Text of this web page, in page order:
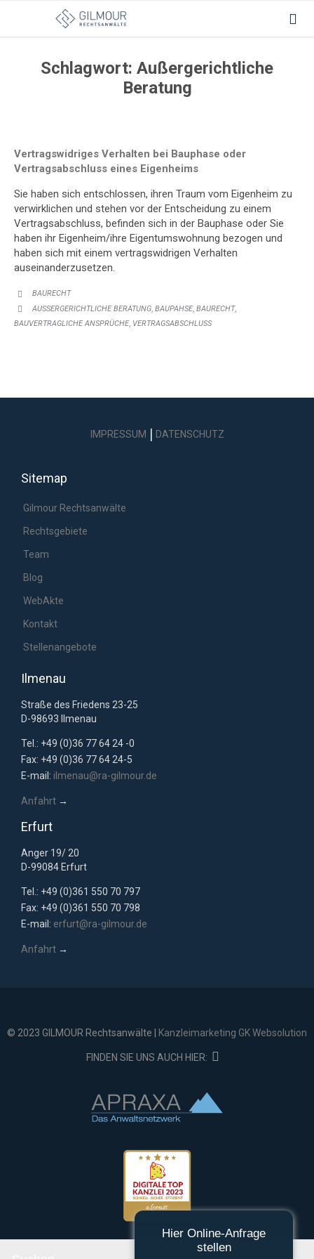

Schlagwort: Außergerichtliche
Beratung
Vertragswidriges Verhalten bei Bauphase oder
Vertragsabschluss eines Eigenheims
Sie haben sich entschlossen, ihren Traum vom Eigenheim zu
verwirklichen und stehen vor der Entscheidung zu einem
Vertragsabschluss, befinden sich in der Bauphase oder Sie
haben ihr Eigenheim/ihre Eigentumswohnung bezogen und
haben sich mit einem vertragswidrigen Verhalten
auseinanderzusetzen.
 KATEGORIE:
BAURECHT
 KATEGORIE:
AUSSERGERICHTLICHE BERATUNG BAUPAHSE, BAURECHT,
BAUVERTRAGLICHE ANSPRÜCHE, VERTRAGSABSCHLUSS
IMPRESSUM | DATENSCHUTZ
Sitemap
Gilmour Rechtsanwälte
Rechtsgebiete
Team
Blog
WebAkte
Kontakt
Stellenangebote
Ilmenau
Straße des Friedens 23-25
D-98693 Ilmenau
Tel.: +49 (0)36 77 64 24 -0
Fax: +49 (0)36 77 64 24-5
E-mail: ilmenau@ra-gilmour.de
Anfahrt →
Erfurt
Anger 19/ 20
D-99084 Erfurt
Tel.: +49 (0)361 550 70 797
Fax: +49 (0)361 550 70 798
E-mail: erfurt@ra-gilmour.de
Anfahrt →
© 2023 GILMOUR Rechtsanwälte | Kanzleimarketing GK Websolution
FINDEN SIE UNS AUCH HIER: 
Hier Online-Anfrage
stellen